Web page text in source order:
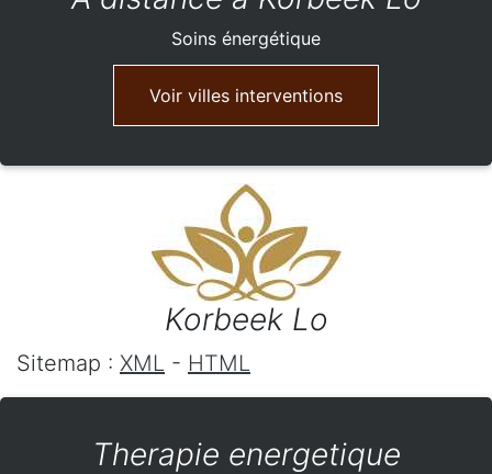
Soins énergétique
Voir villes interventions
Korbeek Lo
Sitemap : XML - HTML
Therapie energetique